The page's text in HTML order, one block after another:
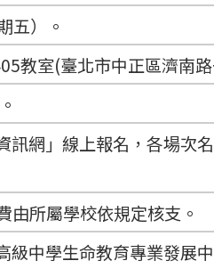
五）。
教室(臺北市中正區濟南
訊網」線上報名，各場次
由所屬學校依規定核支。
級中學生命教育專業發展